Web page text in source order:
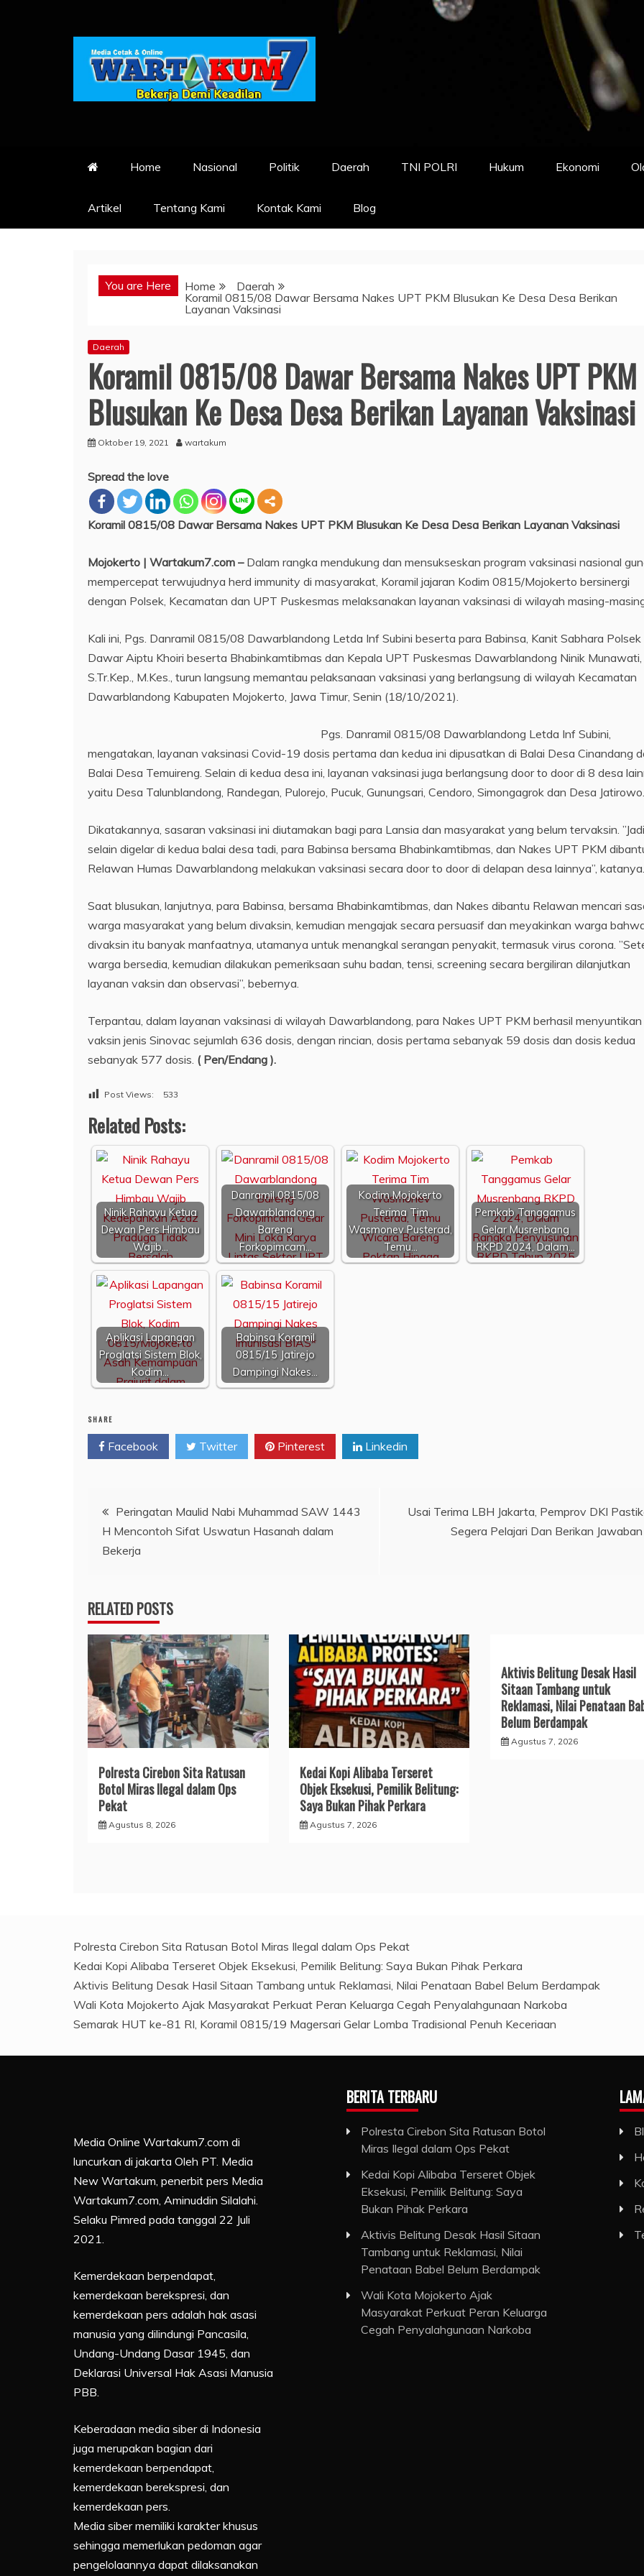
Home Nasional Politik Daerah TNI POLRI Hukum Ekonomi
Artikel Tentang Kami Kontak Kami Blog
You are Here Home
Daerah
Koramil 0815/08 Dawar Bersama Nakes UPT PKM Blusukan Ke Desa Desa Berikan
Layanan Vaksinasi
Daerah
Koramil 0815/08 Dawar Bersama Nakes UPT PKM
Blusukan Ke Desa Desa Berikan Layanan Vaksinasi
Oktober 19, 2021 wartakum
Spread the love
Koramil 0815/08 Dawar Bersama Nakes UPT PKM Blusukan Ke Desa Desa Berikan Layanan Vaksinasi
Mojokerto | Wartakum7.com –Dalam rangka mendukung dan mensukseskan program vaksinasi nasional
mempercepat terwujudnya herd immunity di masyarakat, Koramil jajaran Kodim 0815/Mojokerto bersinergi
dengan Polsek, Kecamatan dan UPT Puskesmas melaksanakan layanan vaksinasi di wilayah masing-
Kali ini, Pgs. Danramil 0815/08 Dawarblandong Letda Inf Subini beserta para Babinsa, Kanit Sabhara Polsek
Dawar Aiptu Khoiri beserta Bhabinkamtibmas dan Kepala UPT Puskesmas Dawarblandong Ninik Munawati,
S.Tr.Kep., M.Kes., turun langsung memantau pelaksanaan vaksinasi yang berlangsung di wilayah Kecamatan
Dawarblandong Kabupaten Mojokerto, Jawa Timur, Senin (18/10/2021).
Pgs. Danramil 0815/08 Dawarblandong Letda Inf Subini,
mengatakan, layanan vaksinasi Covid-19 dosis pertama dan kedua ini dipusatkan di Balai Desa Cinandang
Balai Desa Temuireng. Selain di kedua desa ini, layanan vaksinasi juga berlangsung door to door di 8 desa
yaitu Desa Talunblandong, Randegan, Pulorejo, Pucuk, Gunungsari, Cendoro, Simongagrok dan Desa Jatirowo.
Dikatakannya, sasaran vaksinasi ini diutamakan bagi para Lansia dan masyarakat yang belum tervaksin. ”Jadi
selain digelar di kedua balai desa tadi, para Babinsa bersama Bhabinkamtibmas, dan Nakes UPT PKM
Relawan Humas Dawarblandong melakukan vaksinasi secara door to door di delapan desa lainnya”, katanya.
Saat blusukan, lanjutnya, para Babinsa, bersama Bhabinkamtibmas, dan Nakes dibantu Relawan mencari
warga masyarakat yang belum divaksin, kemudian mengajak secara persuasif dan meyakinkan warga
divaksin itu banyak manfaatnya, utamanya untuk menangkal serangan penyakit, termasuk virus corona.
warga bersedia, kemudian dilakukan pemeriksaan suhu badan, tensi, screening secara bergiliran dilanjutkan
layanan vaksin dan observasi”, bebernya.
Terpantau, dalam layanan vaksinasi di wilayah Dawarblandong, para Nakes UPT PKM berhasil menyuntikan
vaksin jenis Sinovac sejumlah 636 dosis, dengan rincian, dosis pertama sebanyak 59 dosis dan dosis kedua
sebanyak 577 dosis. ( Pen/Endang ).
Post Views: 533
Related Posts:
Ninik Rahayu Ketua
Dewan Pers Himbau
Wajib…
Danramil 0815/08
Dawarblandong
Bareng
Forkopimcam…
Kodim Mojokerto
Terima Tim
Wasmonev Pusterad,
Temu…
Pemkab Tanggamus
Gelar Musrenbang
RKPD 2024, Dalam…
Aplikasi Lapangan
Proglatsi Sistem Blok,
Kodim…
Babinsa Koramil
0815/15 Jatirejo
Dampingi Nakes…
SHARE
Facebook Twitter Pinterest Linkedin
Navigasi
pos
Peringatan Maulid Nabi Muhammad SAW 1443
H Mencontoh Sifat Uswatun Hasanah dalam
Bekerja
Usai Terima LBH Jakarta, Pemprov DKI
Segera Pelajari Dan Berikan Jawaban
RELATED POSTS
Polresta Cirebon Sita Ratusan
Botol Miras Ilegal dalam Ops
Pekat
Agustus 8, 2026
Kedai Kopi Alibaba Terseret
Objek Eksekusi, Pemilik Belitung:
Saya Bukan Pihak Perkara
Agustus 7, 2026
Aktivis Belitung Desak Hasil
Sitaan Tambang untuk
Reklamasi, Nilai Penataan
Belum Berdampak
Agustus 7, 2026
Polresta Cirebon Sita Ratusan Botol Miras Ilegal dalam Ops Pekat
Kedai Kopi Alibaba Terseret Objek Eksekusi, Pemilik Belitung: Saya Bukan Pihak Perkara
Aktivis Belitung Desak Hasil Sitaan Tambang untuk Reklamasi, Nilai Penataan Babel Belum Berdampak
Wali Kota Mojokerto Ajak Masyarakat Perkuat Peran Keluarga Cegah Penyalahgunaan Narkoba
Semarak HUT ke-81 RI, Koramil 0815/19 Magersari Gelar Lomba Tradisional Penuh Keceriaan
Media Online Wartakum7.com di
luncurkan di jakarta Oleh PT. Media
New Wartakum, penerbit pers Media
Wartakum7.com, Aminuddin Silalahi.
Selaku Pimred pada tanggal 22 Juli
2021.
Kemerdekaan berpendapat,
kemerdekaan berekspresi, dan
kemerdekaan pers adalah hak asasi
manusia yang dilindungi Pancasila,
Undang-Undang Dasar 1945, dan
Deklarasi Universal Hak Asasi Manusia
PBB.
Keberadaan media siber di Indonesia
juga merupakan bagian dari
kemerdekaan berpendapat,
kemerdekaan berekspresi, dan
kemerdekaan pers.
Media siber memiliki karakter khusus
sehingga memerlukan pedoman agar
pengelolaannya dapat dilaksanakan
BERITA TERBARU
Polresta Cirebon Sita Ratusan Botol
Miras Ilegal dalam Ops Pekat
Kedai Kopi Alibaba Terseret Objek
Eksekusi, Pemilik Belitung: Saya
Bukan Pihak Perkara
Aktivis Belitung Desak Hasil Sitaan
Tambang untuk Reklamasi, Nilai
Penataan Babel Belum Berdampak
Wali Kota Mojokerto Ajak
Masyarakat Perkuat Peran Keluarga
Cegah Penyalahgunaan Narkoba